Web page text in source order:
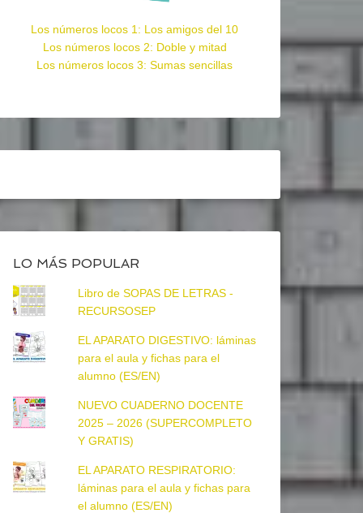
Los números locos 1: Los amigos del 10
Los números locos 2: Doble y mitad
Los números locos 3: Sumas sencillas
LO MÁS POPULAR
Libro de SOPAS DE LETRAS -
RECURSOSEP
EL APARATO DIGESTIVO: láminas
para el aula y fichas para el
alumno (ES/EN)
NUEVO CUADERNO DOCENTE
2025 – 2026 (SUPERCOMPLETO
Y GRATIS)
EL APARATO RESPIRATORIO:
láminas para el aula y fichas para
el alumno (ES/EN)